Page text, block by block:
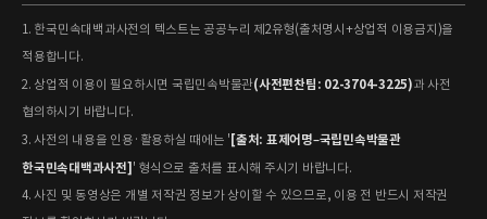
1. 한국민속대백과사전의 텍스트는 공공누리 제2유형(출처명시+상업적 이용금지)을
적용합니다.
2. 상업적 이용이 필요하시면 국립민속박물관(사전편찬팀: 02-3704-3225)과 사전
협의하시기 바랍니다.
3. 사전의 내용을 인용·활용하실 때에는 ' [출처: 표제어명–국립민속박물관
한국민속대백과사전] ' 형식으로 출처를 표시해 주시기 바랍니다.
4. 사진 및 동영상은 개별 저작권 정보가 상이할 수 있으므로, 이용 전 반드시 저작권